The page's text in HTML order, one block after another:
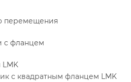
перемещения
с фланцем
с квадратным фланцем LMK